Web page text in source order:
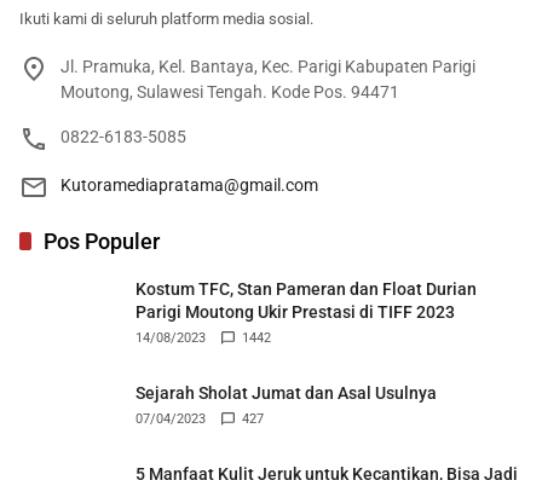
Ikuti kami di seluruh platform media sosial.
Jl. Pramuka, Kel. Bantaya, Kec. Parigi Kabupaten Parigi
Moutong, Sulawesi Tengah. Kode Pos. 94471
0822-6183-5085
Kutoramediapratama@gmail.com
Pos Populer
Kostum TFC, Stan Pameran dan Float Durian
Parigi Moutong Ukir Prestasi di TIFF 2023
14/08/2023 1442
Sejarah Sholat Jumat dan Asal Usulnya
07/04/2023 427
5 Manfaat Kulit Jeruk untuk Kecantikan, Bisa Jadi